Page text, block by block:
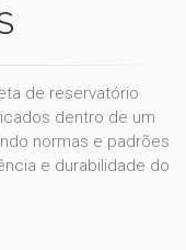
de reservatório
dentro de um
normas e padrões
e durabilidade do